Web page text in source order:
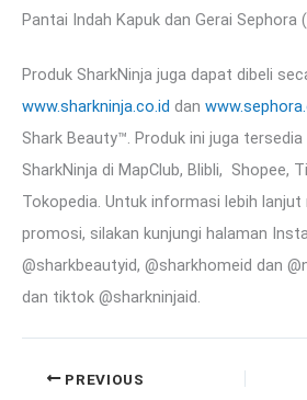
Pantai Indah Kapuk dan Gerai Sephora
Produk SharkNinja juga dapat dibeli
www.sharkninja.co.id dan
Shark Beauty™. Produk ini juga
SharkNinja di MapClub, Blibli, Shopee,
Tokopedia. Untuk informasi lebih lanjut
promosi, silakan kunjungi halaman
@sharkbeautyid, @sharkhomeid dan
dan tiktok @sharkninjaid.
PREVIOUS